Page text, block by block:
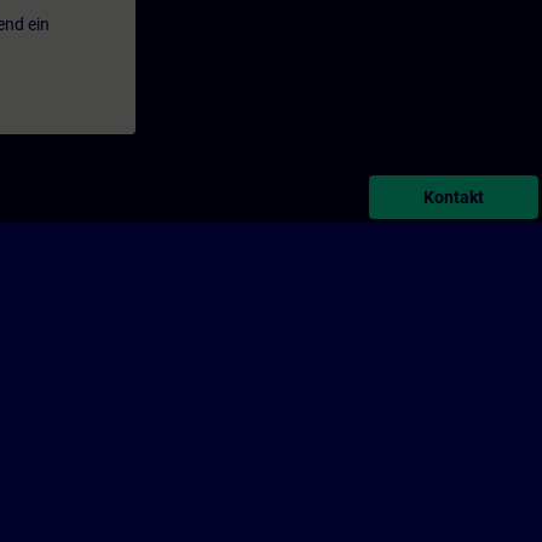
ein
Kontakt